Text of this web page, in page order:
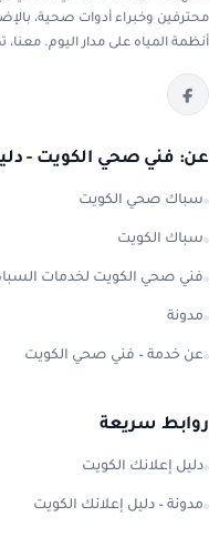
محترفين وخبراء أدوات صحية،
أنظمة المياه على مدار اليوم.
عن: فني صحي الكويت -
سباك صحي الكويت
سباك الكويت
فني صحي الكويت لخدمات
مدونة
عن خدمة – فني صحي الكويت
روابط سريعة
دليل إعلانك الكويت
مدونة – دليل إعلانك الكويت